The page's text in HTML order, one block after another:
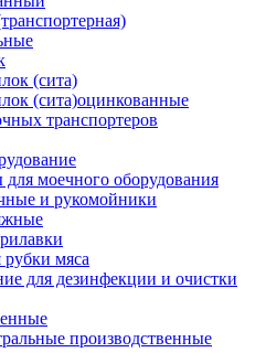
(сита)
(сита)оцинкованные
транспортеров
для моечного оборудования
и рукомойники
мяса
для дезинфекции и очистки
производственные